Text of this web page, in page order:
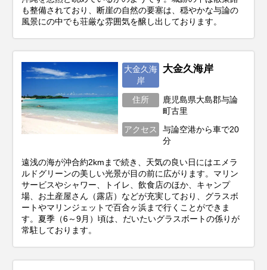
も整備されており、断崖の自然の要塞は、穏やかな与論の
風景にの中でも荘厳な雰囲気を醸し出しております。
大金久海
岸
大金久海岸
住所
鹿児島県大島郡与論
町古里
アクセス
与論空港から車で20
分
遠浅の海が沖合約2kmまで続き、天気の良い日にはエメラ
ルドグリーンの美しい光景が目の前に広がります。マリン
サービスやシャワー、トイレ、飲食店のほか、キャンプ
場、お土産屋さん（露店）などが充実しており、グラスボ
ートやマリンジェットで百合ヶ浜まで行くことができま
す。夏季（6～9月）頃は、だいたいグラスボートの係りが
常駐しております。